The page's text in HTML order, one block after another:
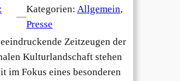
—
Kategorien: Allgemein ,
Presse
Zeitzeugen der
Kulturlandschaft stehen
im Fokus eines besonderen